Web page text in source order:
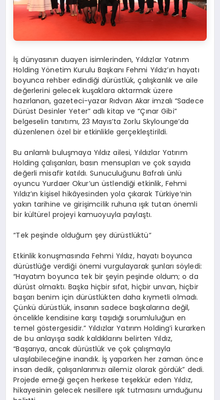
İş dünyasının duayen isimlerinden, Yıldızlar Yatırım
Holding Yönetim Kurulu Başkanı Fehmi Yıldız’ın hayatı
boyunca rehber edindiği dürüstlük, çalışkanlık ve aile
değerlerini gelecek kuşaklara aktarmak üzere
hazırlanan, gazeteci-yazar Rıdvan Akar imzalı “Sadece
Dürüst Desinler Yeter” adlı kitap ve “Çınar Gibi”
belgeselin tanıtımı, 23 Mayıs’ta Zorlu Skylounge’da
düzenlenen özel bir etkinlikle gerçekleştirildi.
Bu anlamlı buluşmaya Yıldız ailesi, Yıldızlar Yatırım
Holdingçalışanları, basın mensupları veçok sayıda
değerli misafir katıldı. Sunuculuğunu Bafralı ünlü
oyuncu Yurdaer Okur’un üstlendiği etkinlik, Fehmi
Yıldız’ın kişisel hikâyesinden yola çıkarak Türkiye’nin
yakın tarihine ve girişimcilik ruhuna ışık tutan önemli
bir kültürel projeyi kamuoyuyla paylaştı.
“Tek peşinde olduğum şey dürüstlüktü“
Etkinlik konuşmasında Fehmi Yıldız, hayatı boyunca
dürüstlüğe verdiği önemi vurgulayarak şunları söyledi:
“Hayatım boyunca tek bir şeyin peşinde oldum; o da
dürüst olmaktı. Başka hiçbir sıfat, hiçbir unvan, hiçbir
başarı benim için dürüstlükten daha kıymetli olmadı.
Çünkü dürüstlük, insanın sadece başkalarına değil,
öncelikle kendisine karşı taşıdığı sorumluluğun en
temel göstergesidir.” Yıldızlar Yatırım Holding’i kurarken
de bu anlayışa sadık kaldıklarını belirten Yıldız,
“Başarıya, ancak dürüstlük ve çokçalışmayla
ulaşılabileceğine inandık. İş yaparken her zamanönce
insan dedik, çalışanlarımızı ailemiz olarak gördük” dedi.
Projede emeği geçen herkese teşekkür eden Yıldız,
hikayesinin gelecek nesillere ışık tutmasını umduğunu